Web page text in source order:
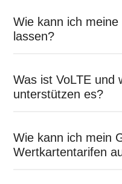
Wie kann ich
lassen?
Was ist VoLTE und
unterstützen es?
Wie kann ich mein
Wertkartentarifen